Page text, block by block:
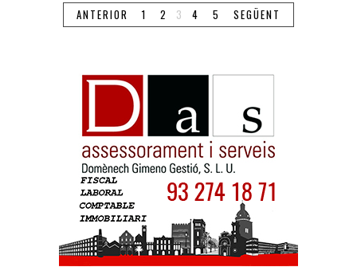
ANTERIOR 1 2 3 4 5 SEGÜENT